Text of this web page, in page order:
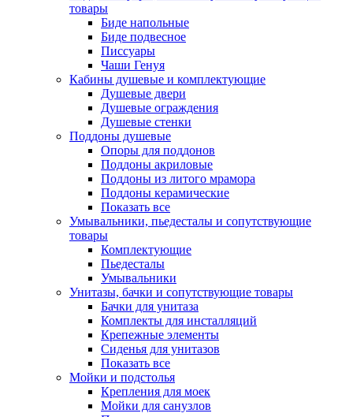
товары
Биде напольные
Биде подвесное
Писсуары
Чаши Генуя
Кабины душевые и комплектующие
Душевые двери
Душевые ограждения
Душевые стенки
Поддоны душевые
Опоры для поддонов
Поддоны акриловые
Поддоны из литого мрамора
Поддоны керамические
Показать все
Умывальники, пьедесталы и сопутствующие
товары
Комплектующие
Пьедесталы
Умывальники
Унитазы, бачки и сопутствующие товары
Бачки для унитаза
Комплекты для инсталляций
Крепежные элементы
Сиденья для унитазов
Показать все
Мойки и подстолья
Крепления для моек
Мойки для санузлов